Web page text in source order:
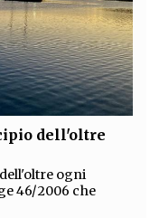
dell'oltre
ogni
46/2006 che